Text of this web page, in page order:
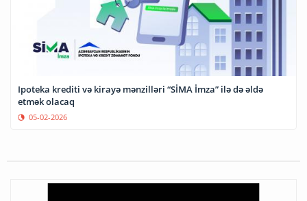
Ipoteka krediti və kirayə mənzilləri “SİMA İmza” ilə də əldə
etmək olacaq
05-02-2026